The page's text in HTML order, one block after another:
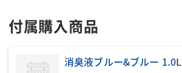
付属購入商品
消臭液ブルー&ブルー 1.0L